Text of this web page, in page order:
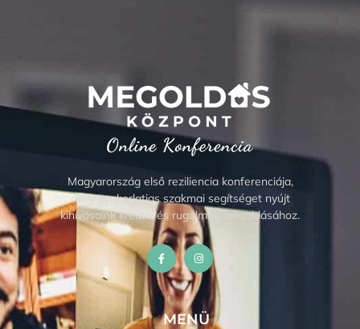
Magyarország első reziliencia konferenciája,
mely gyakorlatias szakmai segítséget nyújt
kihívásaink kreatív és rugalmas megoldásához.
MENÜ